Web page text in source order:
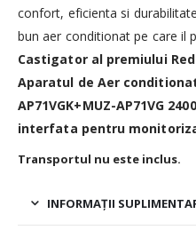
confort, eficienta si
bun aer conditionat pe care il
Castigator al premiului
Aparatul de Aer
AP71VGK+MUZ-AP71VG
interfata pentru
Transportul nu este inclus.
INFORMAȚII